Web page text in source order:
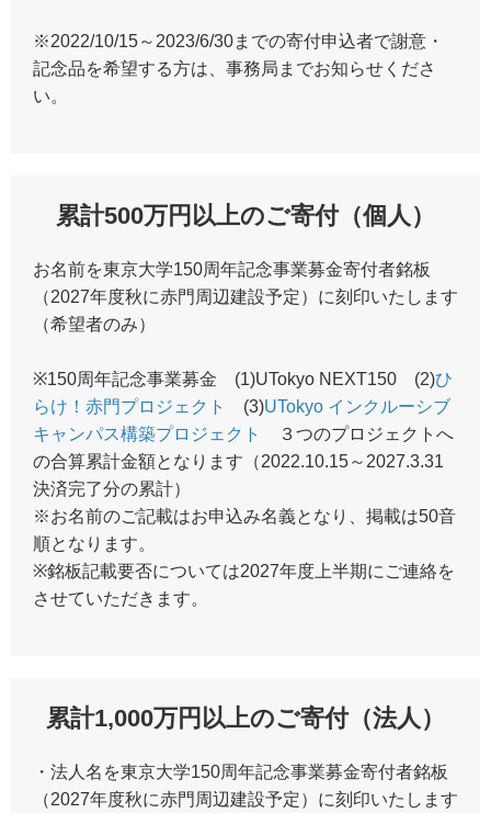
※2022/10/15～2023/6/30までの寄付申込者で謝意・
記念品を希望する方は、事務局までお知らせくださ
い。
累計500万円以上のご寄付（個人）
お名前を東京大学150周年記念事業募金寄付者銘板
（2027年度秋に赤門周辺建設予定）に刻印いたします
（希望者のみ）
※150周年記念事業募金 (1)UTokyo NEXT150 (2)ひ
らけ！赤門プロジェクト
(3)UTokyo インクルーシブ
キャンパス構築プロジェクト
３つのプロジェクトへ
の合算累計金額となります（2022.10.15～2027.3.31
決済完了分の累計）
※お名前のご記載はお申込み名義となり、掲載は50音
順となります。
※銘板記載要否については2027年度上半期にご連絡を
させていただきます。
累計1,000万円以上のご寄付（法人）
・法人名を東京大学150周年記念事業募金寄付者銘板
（2027年度秋に赤門周辺建設予定）に刻印いたします